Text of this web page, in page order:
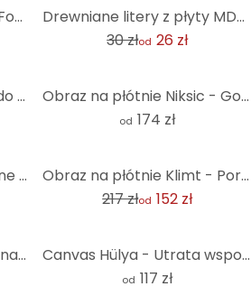
Kikki Belle - Jungle Jive - Fototapeta okrągła - tapeta flizelinowa/tapeta flizelinowa samoprzylepna
Drewniane litery z płyty MDF - szwajcarska czcionka
30 złod 26 zł
dekoracja drewniana 3D do pokoju dziecięcego - zestaw chmurek (5 sztuk)
Obraz na płótnie Niksic - Golden Eye - Panorama
od 174 zł
Fototapeta zwierzęta leśne - leśna fototapeta do pokoju dziecięcego - Kvilis - Round - tapeta flizel
Obraz na płótnie Klimt - Portret Adele Bloch-Bauer
217 złod 152 zł
MDF - Dekoracja drewniana Hakuna Matata ze strzałkami Canvas Hülya - Utrata wspomnień
od 117 zł